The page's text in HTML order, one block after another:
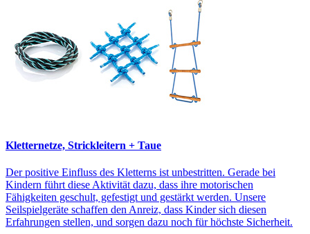
Kletternetze, Strickleitern + Taue
Der positive Einfluss des Kletterns ist unbestritten. Gerade bei
Kindern führt diese Aktivität dazu, dass ihre motorischen
Fähigkeiten geschult, gefestigt und gestärkt werden. Unsere
Seilspielgeräte schaffen den Anreiz, dass Kinder sich diesen
Erfahrungen stellen, und sorgen dazu noch für höchste Sicherheit.